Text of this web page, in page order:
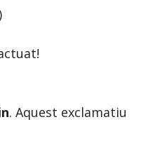
. Aquest exclamatiu